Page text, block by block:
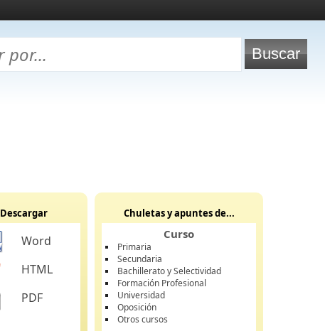
Descargar
Word
HTML
PDF
Chuletas y apuntes de...
Curso
Primaria
Secundaria
Bachillerato y Selectividad
Formación Profesional
Universidad
Oposición
Otros cursos